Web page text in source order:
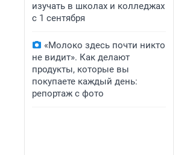
изучать в школах и колледжах
с 1 сентября
«Молоко здесь почти никто
не видит». Как делают
продукты, которые вы
покупаете каждый день:
репортаж с фото